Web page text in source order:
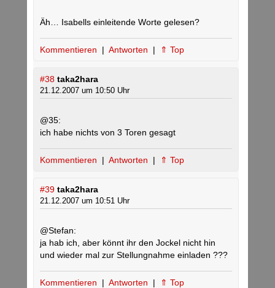
Äh… Isabells einleitende Worte gelesen?
Kommentieren | Antworten | ⇑ Top
#38 taka2hara
21.12.2007 um 10:50 Uhr
@35:
ich habe nichts von 3 Toren gesagt
Kommentieren | Antworten | ⇑ Top
#39 taka2hara
21.12.2007 um 10:51 Uhr
@Stefan:
ja hab ich, aber könnt ihr den Jockel nicht hin
und wieder mal zur Stellungnahme einladen ???
Kommentieren | Antworten | ⇑ Top